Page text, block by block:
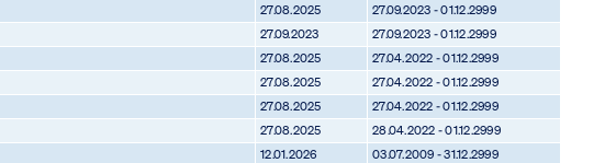
27.08.2025
27.09.2023 - 01.12.2999
27.09.2023
27.09.2023 - 01.12.2999
27.08.2025
27.04.2022 - 01.12.2999
27.08.2025
27.04.2022 - 01.12.2999
27.08.2025
27.04.2022 - 01.12.2999
27.08.2025
28.04.2022 - 01.12.2999
12.01.2026
03.07.2009 - 31.12.2999